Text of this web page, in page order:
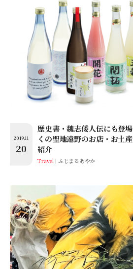
2019.11
20
歴史書・魏志倭人伝にも登
くの聖地遠野のお店・お土
紹介
Travel ふじまるあやか